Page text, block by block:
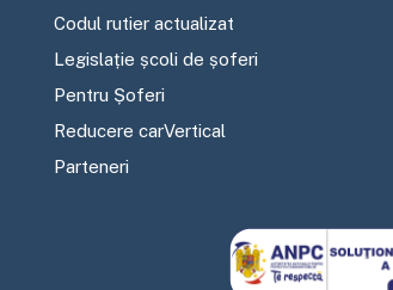
Codul rutier actualizat
Legislație școli de șoferi
Pentru Șoferi
Reducere carVertical
Parteneri